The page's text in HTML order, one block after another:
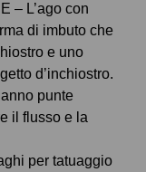
– L’ago con
di imbuto che
e uno
d’inchiostro.
punte
il flusso e la
per tatuaggio